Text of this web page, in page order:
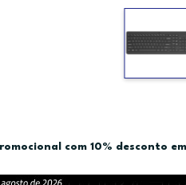
com 10% desconto